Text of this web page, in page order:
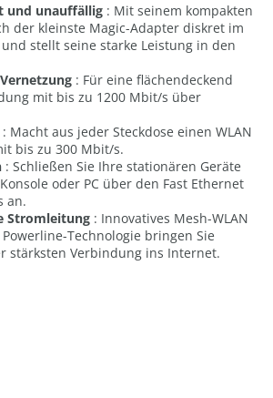
und unauffällig : Mit seinem kompakten
der kleinste Magic-Adapter diskret im
stellt seine starke Leistung in den
: Für eine flächendeckend
mit bis zu 1200 Mbit/s über
: Macht aus jeder Steckdose einen WLAN
bis zu 300 Mbit/s.
: Schließen Sie Ihre stationären Geräte
oder PC über den Fast Ethernet
an.
Stromleitung : Innovatives Mesh-WLAN
Technologie bringen Sie
stärksten Verbindung ins Internet.